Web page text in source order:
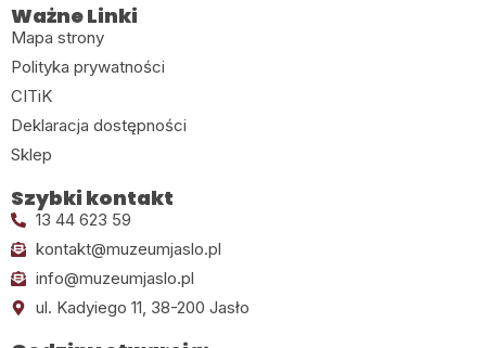
Ważne Linki
Mapa strony
Polityka prywatności
CITiK
Deklaracja dostępności
Sklep
Szybki kontakt
13 44 623 59
kontakt@muzeumjaslo.pl
info@muzeumjaslo.pl
ul. Kadyiego 11, 38-200 Jasło